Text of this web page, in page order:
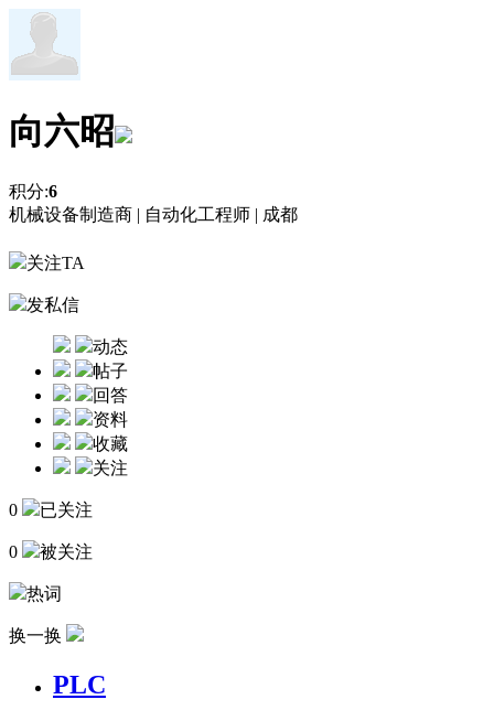
向六昭
积分:6
机械设备制造商 | 自动化工程师 | 成都
关注TA
发私信
动态
帖子
回答
资料
收藏
关注
0 已关注
0 被关注
热词
换一换
PLC